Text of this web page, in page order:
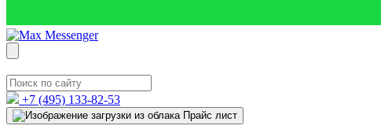
+7 (495) 133-82-53
Прайс лист